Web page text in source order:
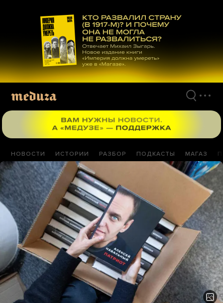
материалам
НОВОСТИ ИСТОРИИ РАЗБОР ПОДКАСТЫ МАГАЗ